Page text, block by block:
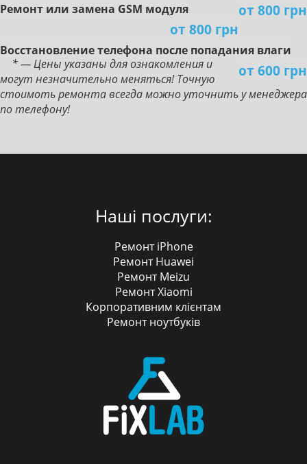
от 800 грн
Peмoнт или зaмeнa GSM мoдуля
от 800 грн
Boccтaнoвлeниe тeлeфoнa пocлe пoпaдaния влaги
от 600 грн
* — Цены указаны для ознакомления и
могут незначительно меняться! Точную
стоимоть ремонта всегда можно уточнить у менеджера
по телефону!
Наші послуги:
Ремонт iPhone
Ремонт Huawei
Ремонт Meizu
Ремонт Xiaomi
Корпоративним клієнтам
Ремонт ноутбуків